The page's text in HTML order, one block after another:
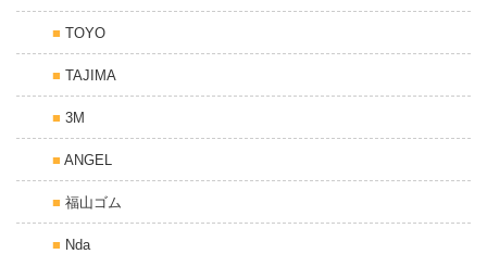
TOYO
TAJIMA
3M
ANGEL
福山ゴム
Nda